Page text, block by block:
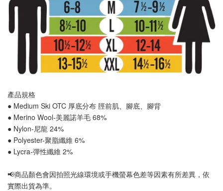
產品規格
● Medium Ski OTC 厚底分布 脛前肌 腳底
腳背
● Merino Wool-美麗諾羊毛 68%
● Nylon-尼龍 24%
● Polyester-聚脂纖維 6%
● Lycra-彈性纖維 2%
📢商品顏色會因拍照光線環境或手機螢幕色差等因素有所差異，依
實際出貨為準。